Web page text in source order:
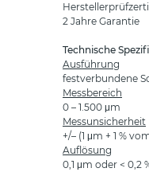
2 Jahre Garantie
Technische
Ausführung
festverbundene
Messbereich
0 – 1.500 μm
Messunsicherheit
+/– (1 μm + 1 %
Auflösung
0,1 μm oder < 0,2